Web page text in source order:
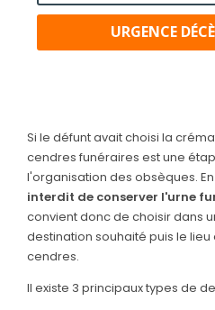
URGENCE
ORGANISER
PRÉVOIR
SERVICES
Si le défunt avait choisi la
cendres funéraires est une
l'organisation des obsèques.
interdit de conserver l'urne
convient donc de choisir dans
destination souhaité puis le
cendres.
Il existe 3 principaux types de